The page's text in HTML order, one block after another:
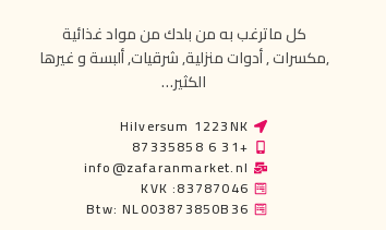
كل ماترغب به من بلدك من مواد غذائية
,مكسرات , أدوات منزلية, شرقيات, ألبسة و غيرها
الكثير…
Hilversum 1223NK
+31 6 87335858
info@zafaranmarket.nl
KVK :83787046
Btw: NL003873850B36